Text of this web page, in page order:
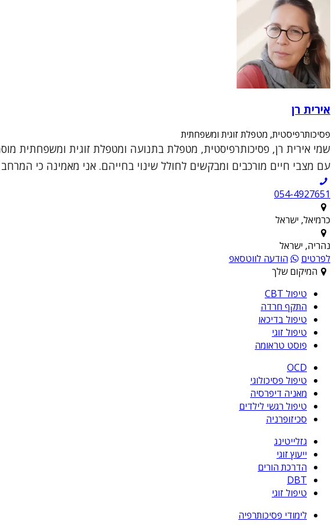
אירית רן
פסיכותרפיסטית, מטפלת זוגית ומשפחתית
עם מצבי חיים מורכבים ומבקשים לחולל שינוי בחייהם. אני מאמינה כי
054-4927651
כרמיאל, ישראל
נהריה, ישראל
לפרטים
הודעה לווטסאפ
המיקום שלך
טיפול CBT
התקף חרדה
טיפול בדיכאו
טיפול זוגי
פוסט טראומה
OCD
טיפול פסיכולוגי
מאניה דיפרסיה
טיפול רגשי לילדים
סכיזופרניה
גזלייטינג
ייעוץ זוגי
הדרכת הורים
DBT
טיפול זוגי
לימודי פסיכותרפיה